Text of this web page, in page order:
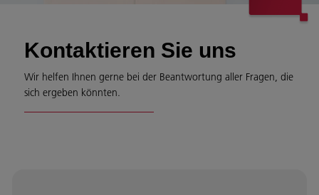
Kontaktieren Sie uns
Wir helfen Ihnen gerne bei der Beantwortung aller Fragen, die
sich ergeben könnten.